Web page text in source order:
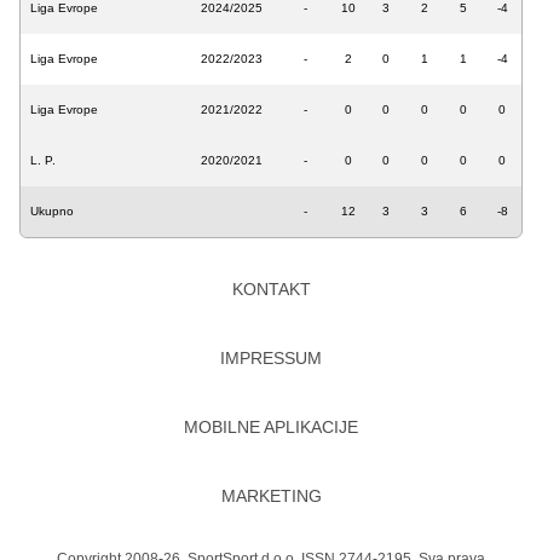
Liga Evrope 2024/2025 - 10 3 2 5 -4
Liga Evrope 2022/2023 - 2 0 1 1 -4
Liga Evrope 2021/2022 - 0 0 0 0 0
L. P. 2020/2021 - 0 0 0 0 0
Ukupno - 12 3 3 6 -8
KONTAKT
IMPRESSUM
MOBILNE APLIKACIJE
MARKETING